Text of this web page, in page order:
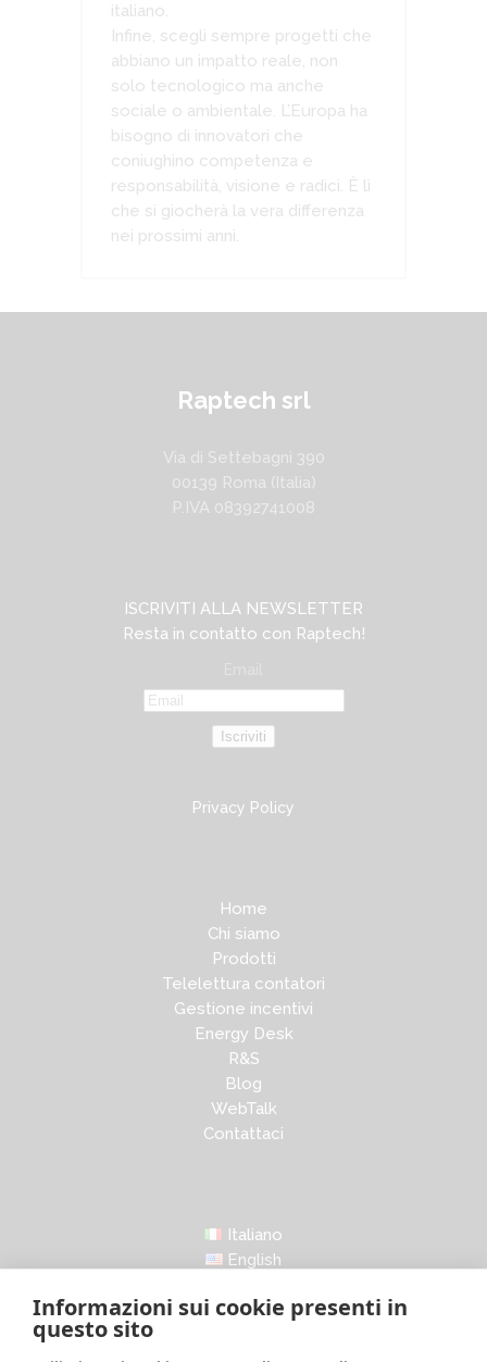
Informazioni sui cookie presenti in
questo sito
italiano.
Infine, scegli sempre progetti che
abbiano un impatto reale, non
solo tecnologico ma anche
sociale o ambientale. L’Europa ha
bisogno di innovatori che
coniughino competenza e
responsabilità, visione e radici. È lì
che si giocherà la vera differenza
nei prossimi anni.
Raptech srl
Via di Settebagni 390
00139 Roma (Italia)
P.IVA 08392741008
ISCRIVITI ALLA NEWSLETTER
Resta in contatto con Raptech!
Iscriviti
Privacy Policy
Home
Chi siamo
Prodotti
Telelettura contatori
Gestione incentivi
Energy Desk
R&S
Blog
WebTalk
Contattaci
Italiano
English